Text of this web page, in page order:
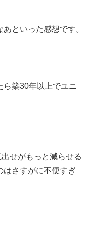
といった感想です。
ら築30年以上でユニ
せがもっと減らせる
はさすがに不便すぎ